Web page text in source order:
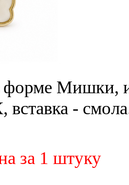
форме Мишки,
вставка -
за 1 штуку